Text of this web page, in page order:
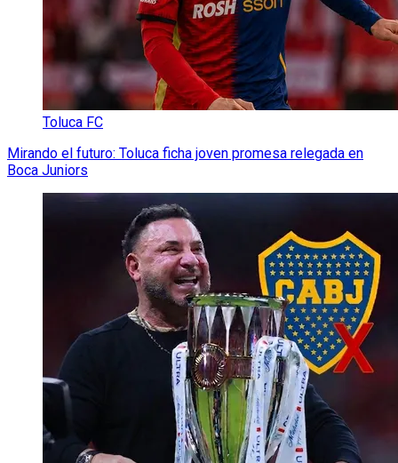
Toluca FC
Mirando el futuro: Toluca ficha joven promesa relegada en
Boca Juniors